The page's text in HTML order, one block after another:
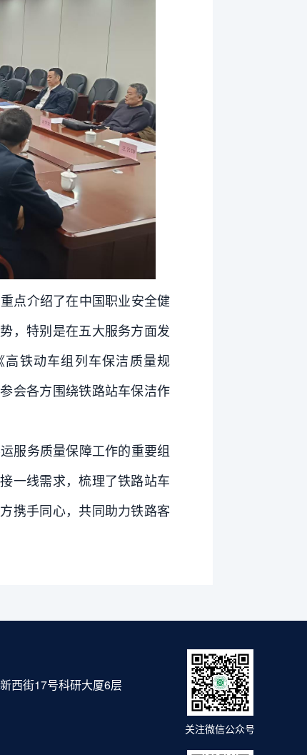
点介绍了在中国职业安全健
，特别是在五大服务方面发
铁动车组列车保洁质量规
会各方围绕铁路站车保洁作
服务质量保障工作的重要组
一线需求，梳理了铁路站车
携手同心，共同助力铁路客
西街17号科研大厦6层
关注微信公众号